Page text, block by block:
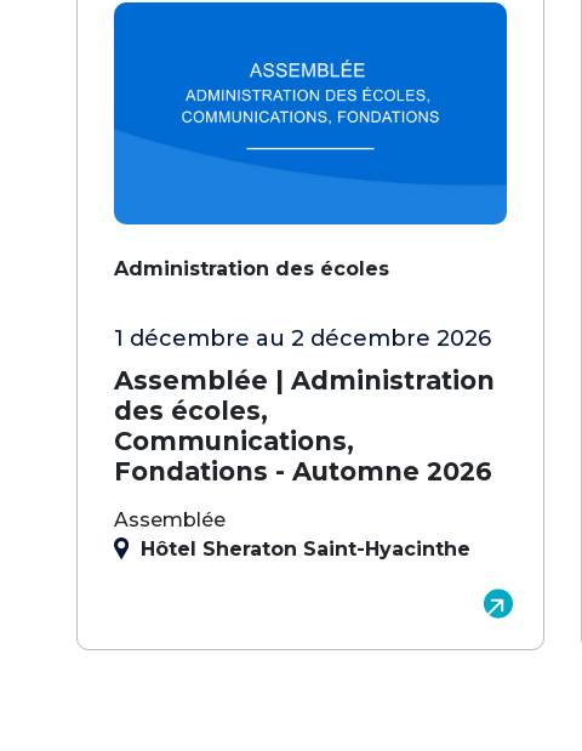
Administration des écoles
1 décembre au 2 décembre 2026
Assemblée | Administration
des écoles,
Communications,
Fondations - Automne 2026
Assemblée
Hôtel Sheraton Saint-Hyacinthe